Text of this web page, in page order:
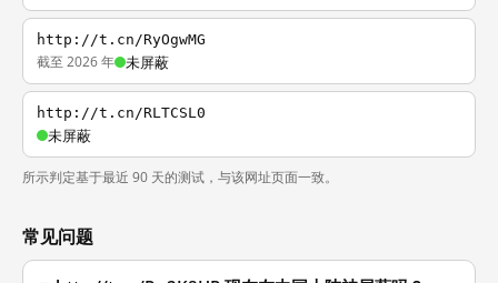
http://t.cn/RyOgwMG
截至 2026 年 未屏蔽
http://t.cn/RLTCSL0
未屏蔽
所示判定基于最近 90 天的测试，与该网址页面一致。
常见问题